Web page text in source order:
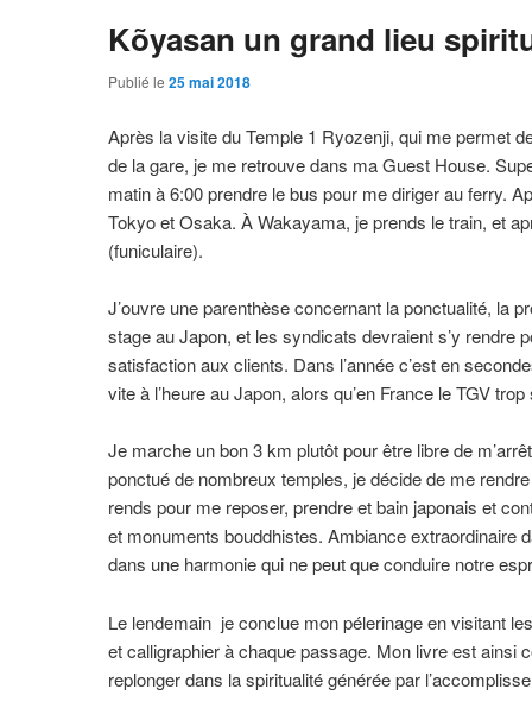
Kõyasan un grand lieu
Publié le25 mai 2018
Après la visite du Temple 1 Ryozenji, qui me permet
de la gare, je me retrouve dans ma Guest House.
matin à 6:00 prendre le bus pour me diriger au ferry.
Tokyo et Osaka. À Wakayama, je prends le train, et
(funiculaire).
J’ouvre une parenthèse concernant la ponctualité, la
stage au Japon, et les syndicats devraient s’y rendre
satisfaction aux clients. Dans l’année c’est en
vite à l’heure au Japon, alors qu’en France le TGV
Je marche un bon 3 km plutôt pour être libre de
ponctué de nombreux temples, je décide de me
rends pour me reposer, prendre et bain japonais et
et monuments bouddhistes. Ambiance extraordinaire
dans une harmonie qui ne peut que conduire notre
Le lendemain je conclue mon pélerinage en visitant
et calligraphier à chaque passage. Mon livre est ainsi
replonger dans la spiritualité générée par